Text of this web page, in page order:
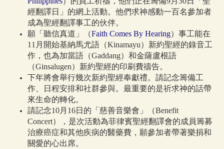
經翻譯日」的網上活動。他們求神感動一百名參加者
成為聖經翻譯事工的伙伴。
願「聽信真道」（Faith Comes By Hearing）事工能在
11月開始基納馬尤語（Kinamayu）新約聖經的錄音工
作，也為加當語（Gaddang）和金薩盧根語
（Ginsalugen）新約聖經的印刷費禱告。
下年將會舉行幾次新約聖經奉獻禮。請記念籌備工
作、日程安排和社群參與。最重要的是祈求神的話帶
來生命的轉化。
請記念10月16日的「慈善音樂會」（Benefit
Concert），是次活動為菲律賓聖經翻譯會的成員籌募
治療癌症和其他疾病的醫藥費，願參加者帶著樂捐和
關愛的心出席。